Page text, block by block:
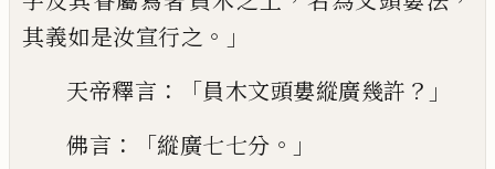
其義如是汝宣行之 。」
天帝釋言 ：「員木文頭婁縱廣幾許 ？」
佛言 ：「縱廣七七分 。」